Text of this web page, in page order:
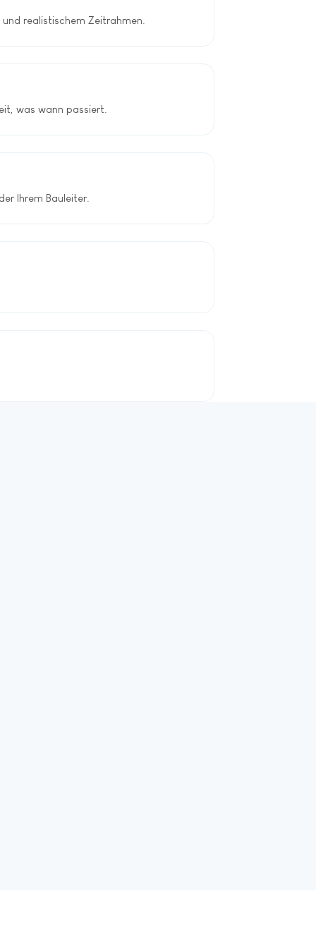
realistischem Zeitrahmen.
was wann passiert.
Ihrem Bauleiter.